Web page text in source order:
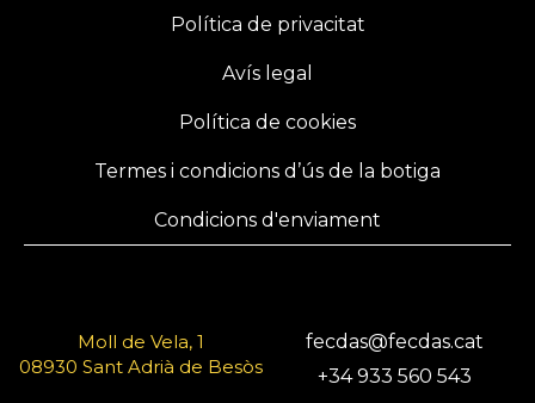
Política de privacitat
Avís legal
Política de cookies
Termes i condicions d’ús de la botiga
Condicions d'enviament
Moll de Vela, 1
08930 Sant Adrià de Besòs
fecdas@fecdas.cat
+34 933 560 543